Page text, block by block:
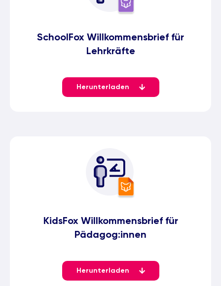
SchoolFox Willkommensbrief für
Lehrkräfte
Herunterladen
KidsFox Willkommensbrief für
Pädagog:innen
Herunterladen